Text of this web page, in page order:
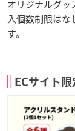
オリジナルグッ
入個数制限は
す。
ECサイト